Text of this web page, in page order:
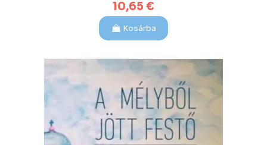
10,65 €
Kosárba